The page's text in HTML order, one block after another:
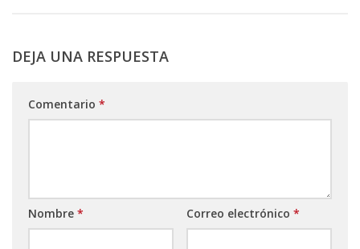
DEJA UNA RESPUESTA
Comentario *
Nombre * Correo electrónico *